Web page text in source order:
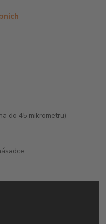
do 45 mikrometru)